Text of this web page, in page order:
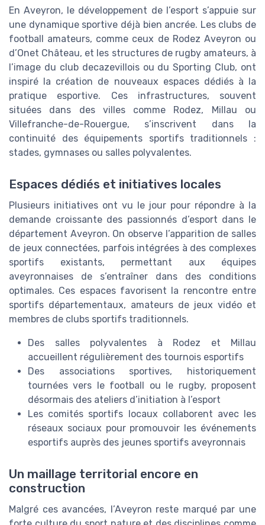
En Aveyron, le développement de l’esport s’appuie sur
une dynamique sportive déjà bien ancrée. Les clubs de
football amateurs, comme ceux de Rodez Aveyron ou
d’Onet Château, et les structures de rugby amateurs, à
l’image du club decazevillois ou du Sporting Club, ont
inspiré la création de nouveaux espaces dédiés à la
pratique esportive. Ces infrastructures, souvent
situées dans des villes comme Rodez, Millau ou
Villefranche-de-Rouergue, s’inscrivent dans la
continuité des équipements sportifs traditionnels :
stades, gymnases ou salles polyvalentes.
Espaces dédiés et initiatives locales
Plusieurs initiatives ont vu le jour pour répondre à la
demande croissante des passionnés d’esport dans le
département Aveyron. On observe l’apparition de salles
de jeux connectées, parfois intégrées à des complexes
sportifs existants, permettant aux équipes
aveyronnaises de s’entraîner dans des conditions
optimales. Ces espaces favorisent la rencontre entre
sportifs départementaux, amateurs de jeux vidéo et
membres de clubs sportifs traditionnels.
Des salles polyvalentes à Rodez et Millau
accueillent régulièrement des tournois esportifs
Des associations sportives, historiquement
tournées vers le football ou le rugby, proposent
désormais des ateliers d’initiation à l’esport
Les comités sportifs locaux collaborent avec les
réseaux sociaux pour promouvoir les événements
esportifs auprès des jeunes sportifs aveyronnais
Un maillage territorial encore en
construction
Malgré ces avancées, l’Aveyron reste marqué par une